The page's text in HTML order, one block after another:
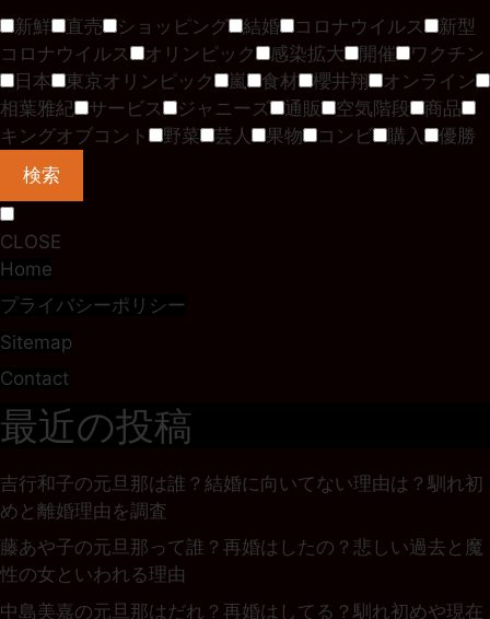
新鮮 直売 ショッピング 結婚 コロナウイルス
新型
コロナウイルス
オリンピック 感染拡大 開催
ワクチン
日本
東京オリンピック 嵐 食材 櫻井翔
オンライン
相葉雅紀
サービス ジャニーズ 通販 空気階段
商品
キングオブコント
野菜 芸人 果物 コンビ 購入
優勝
検索
CLOSE
Home
プライバシーポリシー
Sitemap
Contact
最近の投稿
吉行和子の元旦那は誰？結婚に向いてない理由は？馴れ初
めと離婚理由を調査
藤あや子の元旦那って誰？再婚はしたの？悲しい過去と魔
性の女といわれる理由
中島美嘉の元旦那はだれ？再婚はしてる？馴れ初めや現在